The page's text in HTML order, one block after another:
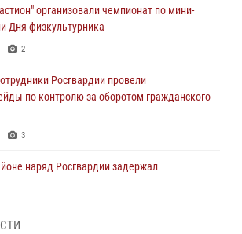
организовали чемпионат по мини-
Дня физкультурника
2
Росгвардии провели
по контролю за оборотом гражданского
3
наряд Росгвардии задержал
1